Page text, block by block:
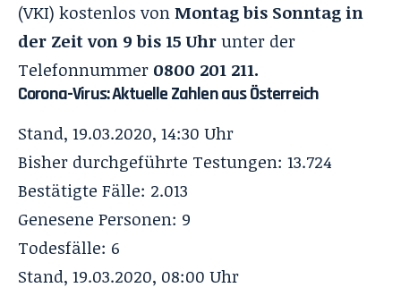
(VKI) kostenlos vonMontag bis Sonntag in
der Zeit von 9 bis 15 Uhrunter der
Telefonnummer 0800 201 211.
Corona-Virus: Aktuelle Zahlen aus Österreich
Stand, 19.03.2020, 14:30 Uhr
Bisher durchgeführte Testungen: 13.724
Bestätigte Fälle: 2.013
Genesene Personen: 9
Todesfälle: 6
Stand, 19.03.2020, 08:00 Uhr